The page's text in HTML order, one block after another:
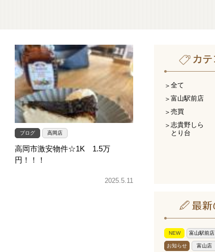
ブログ 高岡店
高岡市激安物件☆1K 1.5万
円！！！
2025.5.11
全て
富山駅前店
売買
志貴野しら
とり台
NEW 富山駅前店
お知らせ 富山店